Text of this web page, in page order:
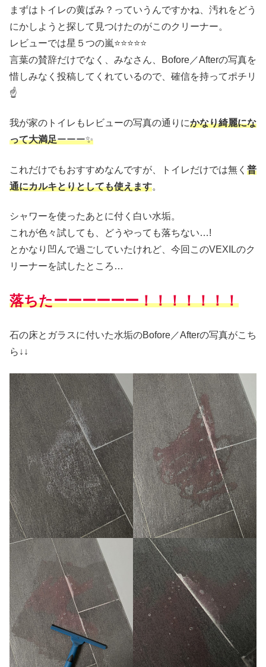
まずはトイレの黄ばみ？っていうんですかね、汚れをどう
にかしようと探して見つけたのがこのクリーナー。
レビューでは星５つの嵐⭐️⭐️⭐️⭐️⭐️
言葉の賛辞だけでなく、みなさん、Bofore／Afterの写真を
惜しみなく投稿してくれているので、確信を持ってポチリ
☝️
我が家のトイレもレビューの写真の通りにかなり綺麗にな
って大満足ーーー✨
これだけでもおすすめなんですが、トイレだけでは無く 普
通にカルキとりとしても使えます。
シャワーを使ったあとに付く白い水垢。
これが色々試しても、どうやっても落ちない…!
とかなり凹んで過ごしていたけれど、今回このVEXILのク
リーナーを試したところ…
落ちたーーーーーー！！！！！！！
石の床とガラスに付いた水垢のBofore／Afterの写真がこち
ら↓↓